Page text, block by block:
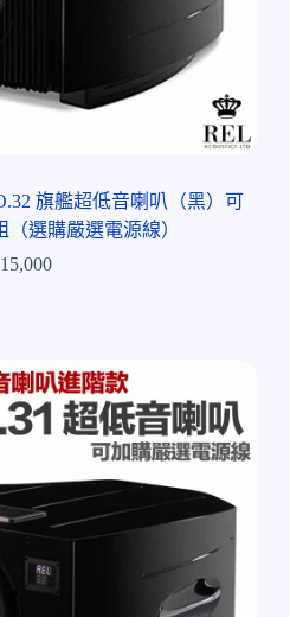
旗艦超低音喇叭（黑）可
選購嚴選電源線）